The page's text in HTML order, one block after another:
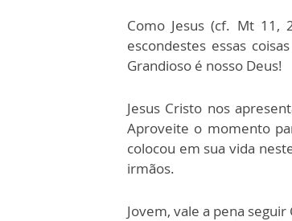
Como Jesus (cf. Mt 11,
escondestes essas
Grandioso é nosso Deus!
Jesus Cristo nos
Aproveite o momento
colocou em sua vida
irmãos.
Jovem, vale a pena